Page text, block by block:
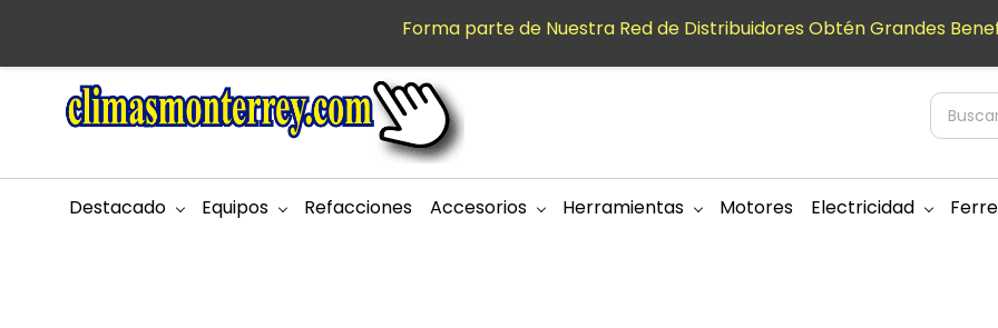
principal
Destacado Equipos Refacciones Accesorios Herramientas Motores Electricidad
Forma parte de Nuestra Red de Distribuidores Obtén Grandes